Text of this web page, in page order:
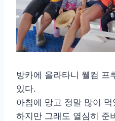
방카에 올라타니 웰컴 프
있다.
아침에 망고 정말 많이
하지만 그래도 열심히 준